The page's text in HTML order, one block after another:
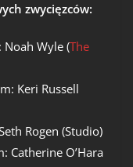
zwycięzców:
Wyle (The
Keri Russell
Rogen (Studio)
Catherine O’Hara